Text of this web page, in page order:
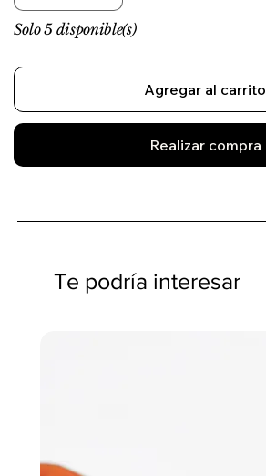
Solo 5 disponible(s)
Agregar al carrito
Realizar compra
Te podría interesar